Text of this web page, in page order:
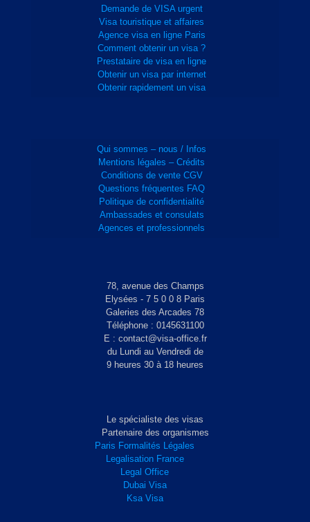
Demande de VISA urgent
Visa touristique et affaires
Agence visa en ligne Paris
Comment obtenir un visa ?
Prestataire de visa en ligne
Obtenir un visa par internet
Obtenir rapidement un visa
Qui sommes – nous / Infos
Mentions légales – Crédits
Conditions de vente CGV
Questions fréquentes FAQ
Politique de confidentialité
Ambassades et consulats
Agences et professionnels
78, avenue des Champs
Elysées - 7 5 0 0 8 Paris
Galeries des Arcades 78
Téléphone : 0145631100
E : contact@visa-office.fr
du Lundi au Vendredi de
9 heures 30 à 18 heures
Le spécialiste des visas
Partenaire des organismes
Paris Formalités Légales
Legalisation France
Legal Office
Dubai Visa
Ksa Visa